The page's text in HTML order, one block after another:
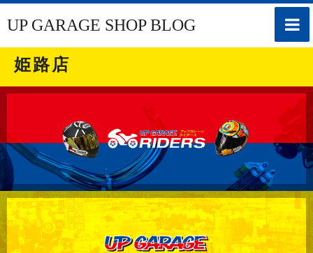
toggle
UP GARAGE SHOP BLOG
姫路店